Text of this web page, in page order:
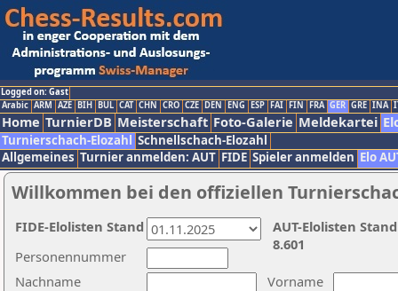
Logged on: Gast
Arabic ARM AZE BIH BUL CAT CHN CRO CZE DEN ENG ESP FAI FIN FRA GER GRE INA
Home TurnierDB Meisterschaft Foto-Galerie Meldekartei
Turnierschach-Elozahl Schnellschach-Elozahl
Allgemeines Turnier anmelden: AUT FIDE Spieler anmelden Elo
Willkommen bei den offiziellen
Nachname
Vorname
Personennummer
AUT-Elolisten
8.601
FIDE-Elolisten Stand